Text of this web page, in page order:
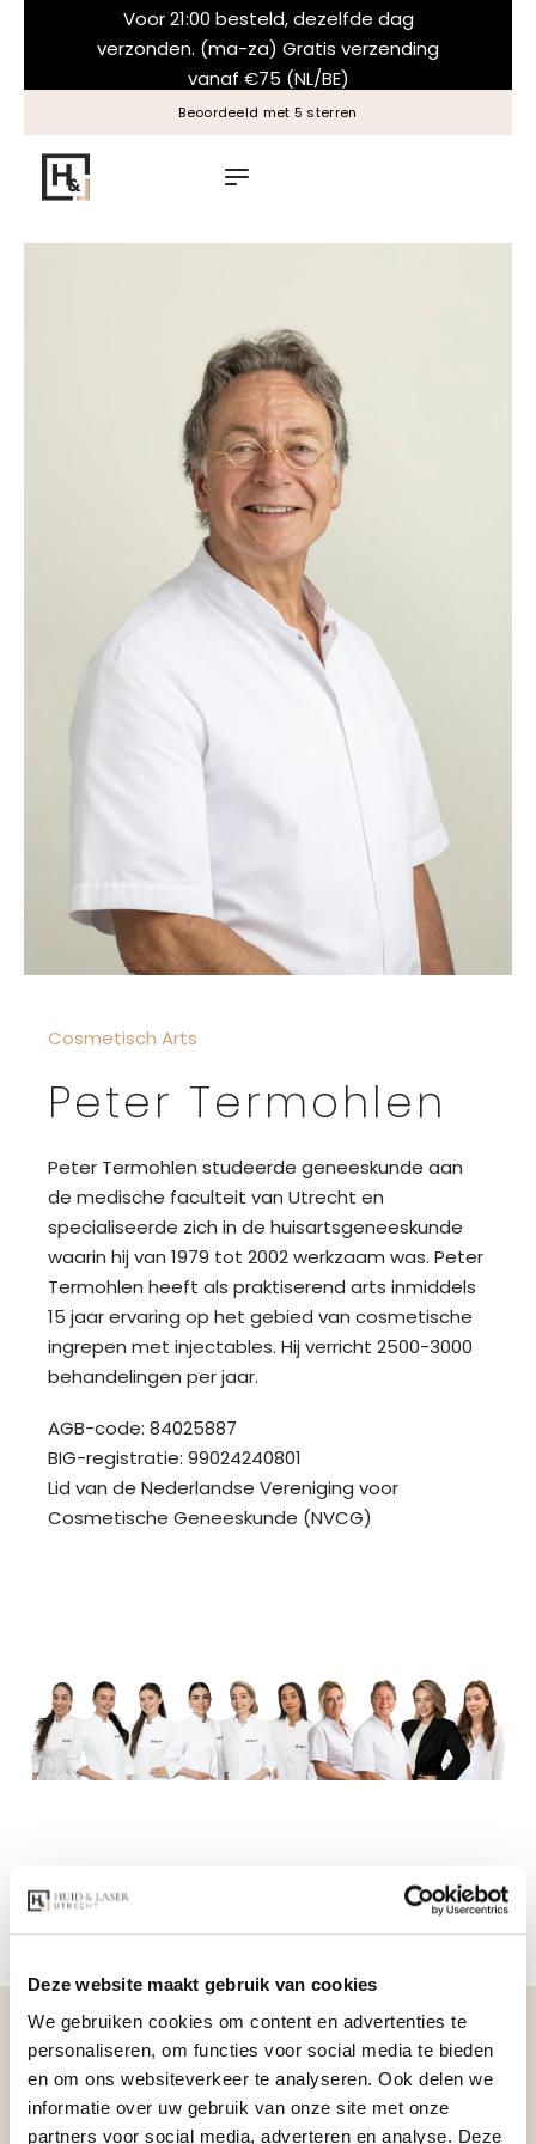
Deze website maakt gebruik van cookies
We gebruiken cookies om content en advertenties te
personaliseren, om functies voor social media te bieden
en om ons websiteverkeer te analyseren. Ook delen we
informatie over uw gebruik van onze site met onze
partners voor social media, adverteren en analyse. Deze
Voor 21:00 besteld, dezelfde dag
verzonden. (ma-za) Gratis verzending
vanaf €75 (NL/BE)
Beoordeeld met 5 sterren
Cosmetisch Arts
Peter Termohlen
Peter Termohlen studeerde geneeskunde aan
de medische faculteit van Utrecht en
specialiseerde zich in de huisartsgeneeskunde
waarin hij van 1979 tot 2002 werkzaam was. Peter
Termohlen heeft als praktiserend arts inmiddels
15 jaar ervaring op het gebied van cosmetische
ingrepen met injectables. Hij verricht 2500-3000
behandelingen per jaar.
AGB-code: 84025887
BIG-registratie: 99024240801
Lid van de Nederlandse Vereniging voor
Cosmetische Geneeskunde (NVCG)
Ons team